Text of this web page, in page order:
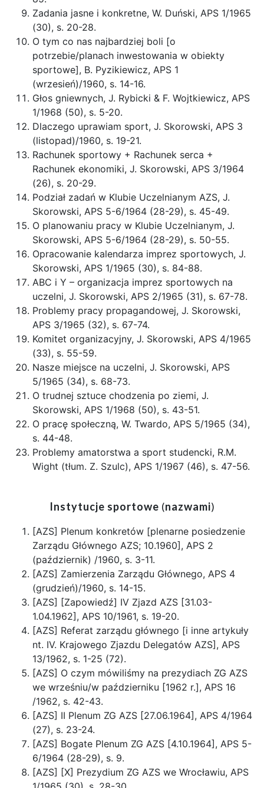
Zadania jasne i konkretne, W. Duński, APS 1/1965
(30), s. 20-28.
O tym co nas najbardziej boli [o
potrzebie/planach inwestowania w obiekty
sportowe], B. Pyzikiewicz, APS 1
(wrzesień)/1960, s. 14-16.
Głos gniewnych, J. Rybicki & F. Wojtkiewicz, APS
1/1968 (50), s. 5-20.
Dlaczego uprawiam sport, J. Skorowski, APS 3
(listopad)/1960, s. 19-21.
Rachunek sportowy + Rachunek serca +
Rachunek ekonomiki, J. Skorowski, APS 3/1964
(26), s. 20-29.
Podział zadań w Klubie Uczelnianym AZS, J.
Skorowski, APS 5-6/1964 (28-29), s. 45-49.
O planowaniu pracy w Klubie Uczelnianym, J.
Skorowski, APS 5-6/1964 (28-29), s. 50-55.
Opracowanie kalendarza imprez sportowych, J.
Skorowski, APS 1/1965 (30), s. 84-88.
ABC i Y – organizacja imprez sportowych na
uczelni, J. Skorowski, APS 2/1965 (31), s. 67-78.
Problemy pracy propagandowej, J. Skorowski,
APS 3/1965 (32), s. 67-74.
Komitet organizacyjny, J. Skorowski, APS 4/1965
(33), s. 55-59.
Nasze miejsce na uczelni, J. Skorowski, APS
5/1965 (34), s. 68-73.
O trudnej sztuce chodzenia po ziemi, J.
Skorowski, APS 1/1968 (50), s. 43-51.
O pracę społeczną, W. Twardo, APS 5/1965 (34),
s. 44-48.
Problemy amatorstwa a sport studencki, R.M.
Wight (tłum. Z. Szulc), APS 1/1967 (46), s. 47-56.
Instytucje sportowe (nazwami)
[AZS] Plenum konkretów [plenarne posiedzenie
Zarządu Głównego AZS; 10.1960], APS 2
(październik) /1960, s. 3-11.
[AZS] Zamierzenia Zarządu Głównego, APS 4
(grudzień)/1960, s. 14-15.
[AZS] [Zapowiedź] IV Zjazd AZS [31.03-
1.04.1962], APS 10/1961, s. 19-20.
[AZS] Referat zarządu głównego [i inne artykuły
nt. IV. Krajowego Zjazdu Delegatów AZS], APS
13/1962, s. 1-25 (72).
[AZS] O czym mówiliśmy na prezydiach ZG AZS
we wrześniu/w październiku [1962 r.], APS 16
/1962, s. 42-43.
[AZS] II Plenum ZG AZS [27.06.1964], APS 4/1964
(27), s. 23-24.
[AZS] Bogate Plenum ZG AZS [4.10.1964], APS 5-
6/1964 (28-29), s. 9.
[AZS] [X] Prezydium ZG AZS we Wrocławiu, APS